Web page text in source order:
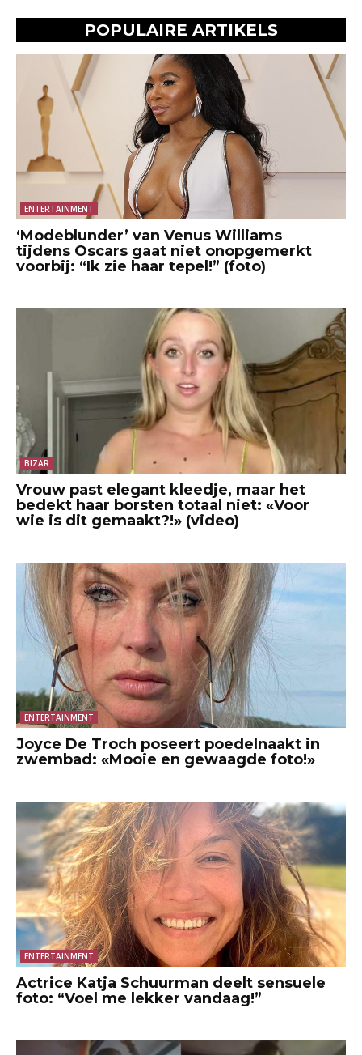
POPULAIRE ARTIKELS
ENTERTAINMENT
‘Modeblunder’ van Venus Williams
tijdens Oscars gaat niet onopgemerkt
voorbij: “Ik zie haar tepel!” (foto)
BIZAR
Vrouw past elegant kleedje, maar het
bedekt haar borsten totaal niet: «Voor
wie is dit gemaakt?!» (video)
ENTERTAINMENT
Joyce De Troch poseert poedelnaakt in
zwembad: «Mooie en gewaagde foto!»
ENTERTAINMENT
Actrice Katja Schuurman deelt sensuele
foto: “Voel me lekker vandaag!”